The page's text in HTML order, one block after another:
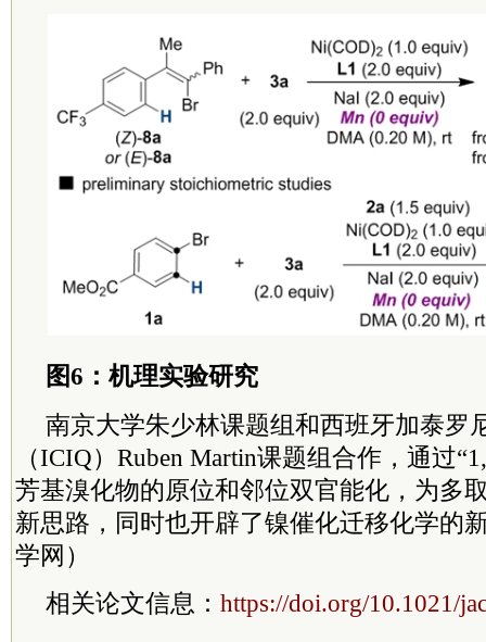
图6：机理实验研究
南京大学朱少林课题组和西班牙加泰罗
（ICIQ）Ruben Martin课题组合作，通过
芳基溴化物的原位和邻位双官能化，为多
新思路，同时也开辟了镍催化迁移化学的
学网）
相关论文信息： https://doi.org/10.1021/